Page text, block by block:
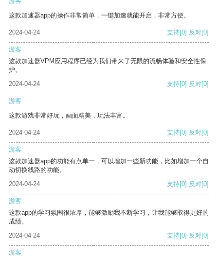
这款加速器app的操作非常简单，一键加速就能开启，非常方便。
2024-04-24 支持[0] 反对[0]
游客
这款加速器VPM应用程序已经为我们带来了无限的流畅体验和安全性保
护。
2024-04-24
支持[0] 反对[0]
游客
这款游戏非常好玩，画面精美，玩法丰富。
2024-04-24 支持[0] 反对[0]
游客
这款加速器app的功能有点单一，可以增加一些新功能，比如增加一个自
动切换线路的功能。
2024-04-24
支持[0] 反对[0]
游客
这款app的学习氛围很浓厚，能够激励我不断学习，让我能够取得更好的
成绩。
2024-04-24
支持[0] 反对[0]
游客